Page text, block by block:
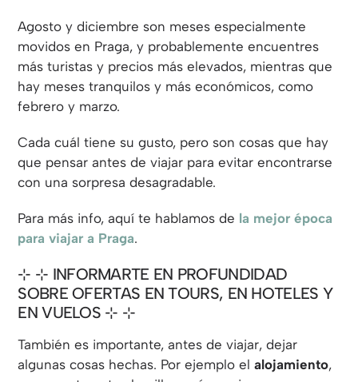
Agosto y diciembre son meses especialmente
movidos en Praga, y probablemente encuentres
más turistas y precios más elevados, mientras que
hay meses tranquilos y más económicos, como
febrero y marzo.
Cada cuál tiene su gusto, pero son cosas que hay
que pensar antes de viajar para evitar encontrarse
con una sorpresa desagradable.
Para más info, aquí te hablamos de la mejor época
para viajar a Praga.
⊹ INFORMARTE EN PROFUNDIDAD
SOBRE OFERTAS EN TOURS, EN HOTELES Y
EN VUELOS ⊹
También es importante, antes de viajar, dejar
algunas cosas hechas. Por ejemplo elalojamiento,